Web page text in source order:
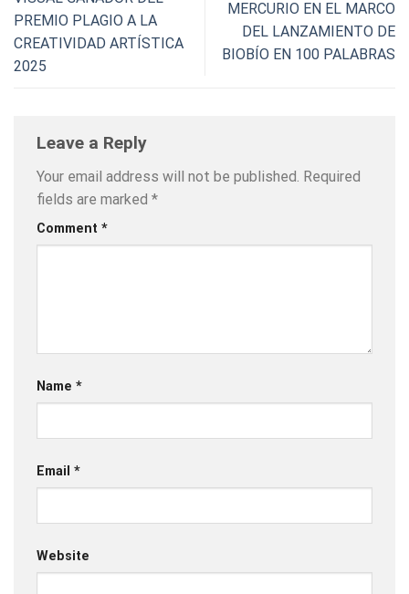
PREMIO PLAGIO A LA
CREATIVIDAD ARTÍSTICA
2025
MERCURIO EN EL MARCO
DEL LANZAMIENTO DE
BIOBÍO EN 100 PALABRAS
Leave a Reply
Your email address will not be published. Required
fields are marked *
Comment *
Name *
Email *
Website